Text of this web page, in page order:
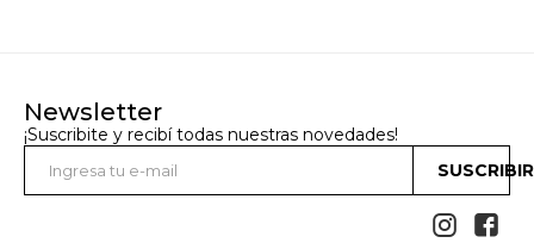
Newsletter
¡Suscribite y recibí todas nuestras novedades!
 